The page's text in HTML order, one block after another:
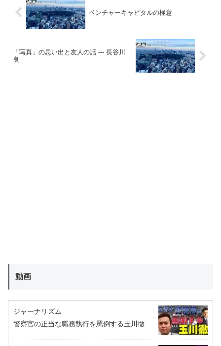
ベンチャーキャピタルの極意
「写真」の思い出と友人の話 --- 長谷川
良
動画
ジャーナリズム
警察官の正当な職務執行を罵倒する玉川徹